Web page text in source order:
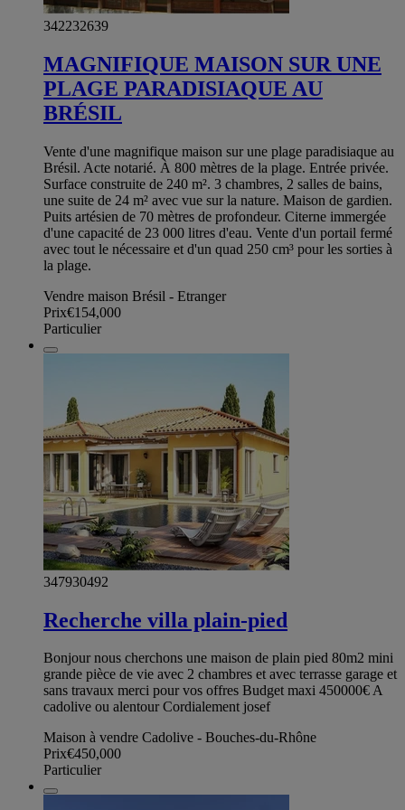
342232639
MAGNIFIQUE MAISON SUR UNE
PLAGE PARADISIAQUE AU
BRÉSIL
Vente d'une magnifique maison sur une plage paradisiaque au
Brésil. Acte notarié. À 800 mètres de la plage. Entrée privée.
Surface construite de 240 m². 3 chambres, 2 salles de bains,
une suite de 24 m² avec vue sur la nature. Maison de gardien.
Puits artésien de 70 mètres de profondeur. Citerne immergée
d'une capacité de 23 000 litres d'eau. Vente d'un portail fermé
avec tout le nécessaire et d'un quad 250 cm³ pour les sorties à
la plage.
Vendre maison Brésil - Etranger
Prix€154,000
Particulier
347930492
Recherche villa plain-pied
Bonjour nous cherchons une maison de plain pied 80m2 mini
grande pièce de vie avec 2 chambres et avec terrasse garage et
sans travaux merci pour vos offres Budget maxi 450000€ A
cadolive ou alentour Cordialement josef
Maison à vendre Cadolive - Bouches-du-Rhône
Prix€450,000
Particulier